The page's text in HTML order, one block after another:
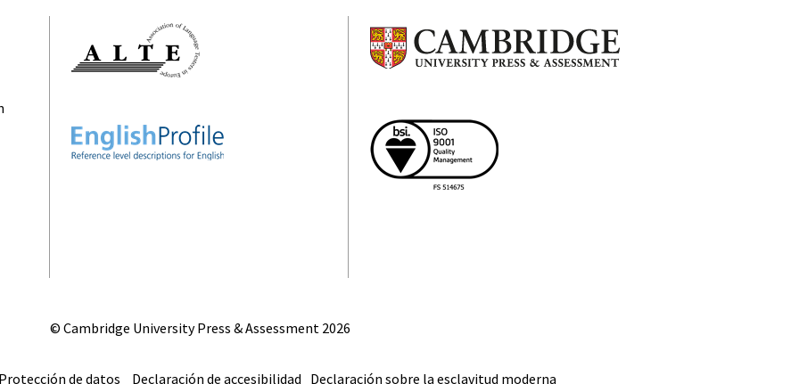
© Cambridge University Press & Assessment 2026
de datos Declaración de accesibilidad Declaración sobre la esclavitud moderna